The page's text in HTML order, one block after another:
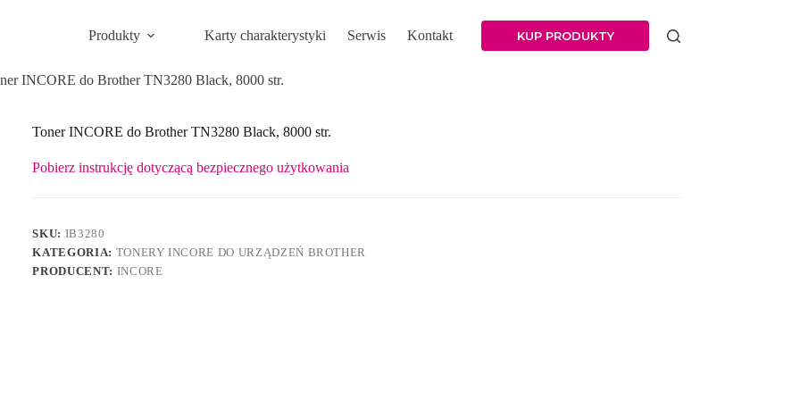
Produkty Karty charakterystyki Serwis Kontakt KUP PRODUKTY
INCORE do Brother TN3280 Black, 8000 str.
Toner INCORE do Brother TN3280 Black, 8000 str.
Pobierz instrukcję dotyczącą bezpiecznego użytkowania
SKU: IB3280
KATEGORIA: TONERY INCORE DO URZĄDZEŃ BROTHER
PRODUCENT: INCORE